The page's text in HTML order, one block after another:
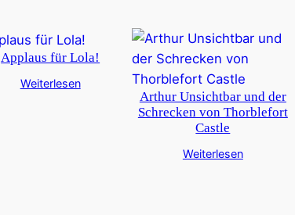
Applaus für Lola!
Weiterlesen
Arthur Unsichtbar und der
Schrecken von Thorblefort
Castle
Weiterlesen